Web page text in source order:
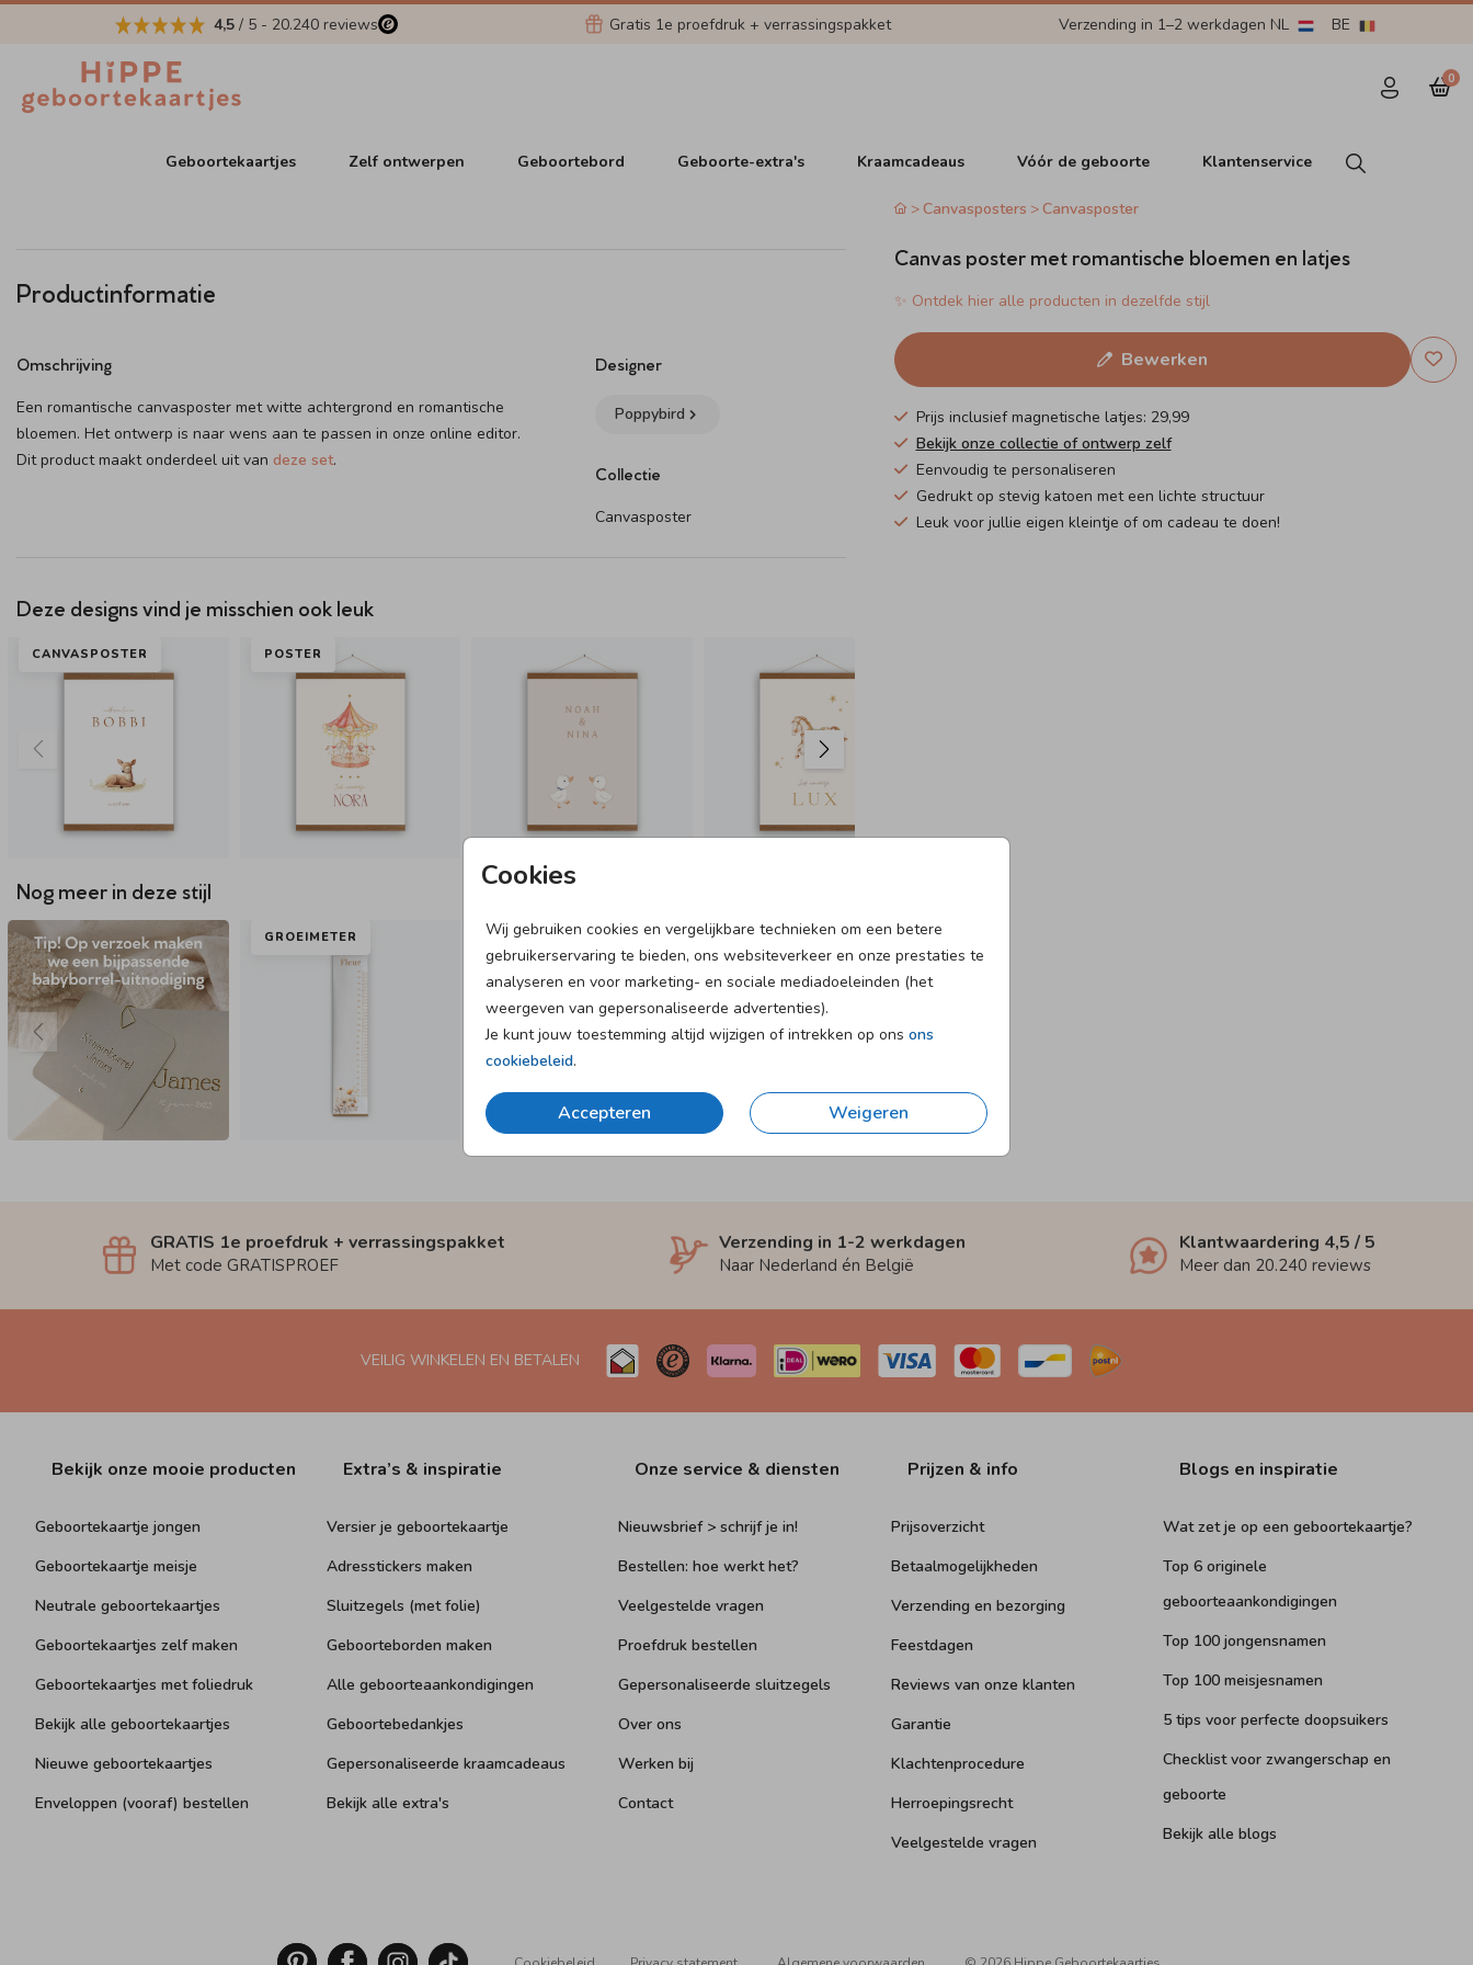
4,5 / 5 - 20.240 reviews Gratis 1e proefdruk + verrassingspakket Verzending in 1–2 werkdagen NL BE
0
Geboortekaartjes Zelf ontwerpen Geboortebord Geboorte-extra's Kraamcadeaus Vóór de geboorte Klantenservice
Cookies
Wij gebruiken cookies en vergelijkbare technieken om een betere
gebruikerservaring te bieden, ons websiteverkeer en onze prestaties te
analyseren en voor marketing- en sociale mediadoeleinden (het
weergeven van gepersonaliseerde advertenties).
Je kunt jouw toestemming altijd wijzigen of intrekken op ons ons
cookiebeleid.
Accepteren Weigeren
Productinformatie
Omschrijving
Een romantische canvasposter met witte achtergrond en romantische
bloemen. Het ontwerp is naar wens aan te passen in onze online editor.
Dit product maakt onderdeel uit van deze set.
Designer
Poppybird
Collectie
Canvasposter
Deze designs vind je misschien ook leuk
CANVASPOSTER POSTER
Nog meer in deze stijl
GROEIMETER SNOEPZAKJE DOOPSUIKERDOOSJE
Canvasposters Canvasposter
Canvas poster met romantische bloemen en latjes
✨ Ontdek hier alle producten in dezelfde stijl
Bewerken
Prijs inclusief magnetische latjes: 29,99
Bekijk onze collectie of ontwerp zelf
Eenvoudig te personaliseren
Gedrukt op stevig katoen met een lichte structuur
Leuk voor jullie eigen kleintje of om cadeau te doen!
GRATIS 1e proefdruk + verrassingspakket
Met code GRATISPROEF
Verzending in 1-2 werkdagen
Naar Nederland én België
Klantwaardering 4,5 / 5
Meer dan 20.240 reviews
VEILIG WINKELEN EN BETALEN
Bekijk onze mooie producten
Geboortekaartje jongen
Geboortekaartje meisje
Neutrale geboortekaartjes
Geboortekaartjes zelf maken
Geboortekaartjes met foliedruk
Bekijk alle geboortekaartjes
Nieuwe geboortekaartjes
Enveloppen (vooraf) bestellen
Extra’s & inspiratie
Versier je geboortekaartje
Adresstickers maken
Sluitzegels (met folie)
Geboorteborden maken
Alle geboorteaankondigingen
Geboortebedankjes
Gepersonaliseerde kraamcadeaus
Bekijk alle extra's
Onze service & diensten
Nieuwsbrief > schrijf je in!
Bestellen: hoe werkt het?
Veelgestelde vragen
Proefdruk bestellen
Gepersonaliseerde sluitzegels
Over ons
Werken bij
Contact
Prijzen & info
Prijsoverzicht
Betaalmogelijkheden
Verzending en bezorging
Feestdagen
Reviews van onze klanten
Garantie
Klachtenprocedure
Herroepingsrecht
Veelgestelde vragen
Blogs en inspiratie
Wat zet je op een geboortekaartje?
Top 6 originele
geboorteaankondigingen
Top 100 jongensnamen
Top 100 meisjesnamen
5 tips voor perfecte doopsuikers
Checklist voor zwangerschap en
geboorte
Bekijk alle blogs